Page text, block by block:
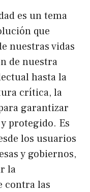
es un tema
que
nuestras vidas
de nuestra
hasta la
crítica, la
garantizar
protegido. Es
los usuarios
y gobiernos,
la
contra las